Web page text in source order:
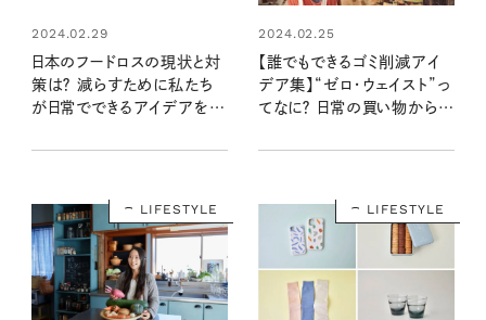
2024.02.29
日本のフードロスの現状と対
策は？ 減らすために私たち
が日常でできるアイデアを紹
2024.02.25
【誰でもできるゴミ削減アイ
デア集】“ゼロ・ウェイスト”っ
てなに？ 日常の買い物から見
LIFESTYLE LIFESTYLE